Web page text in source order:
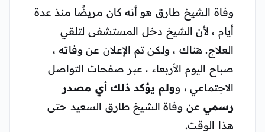
وفاة الشيخ طارق هو أنه كان مريضًا منذ عدة
أيام ، لأن الشيخ دخل المستشفى لتلقي
العلاج. هناك ، ولكن تم الإعلان عن وفاته ،
صباح اليوم الأربعاء ، عبر صفحات التواصل
الاجتماعي ، وولم يؤكد ذلك أي مصدر
رسمي عن وفاة الشيخ طارق السعيد حتى
هذا الوقت.